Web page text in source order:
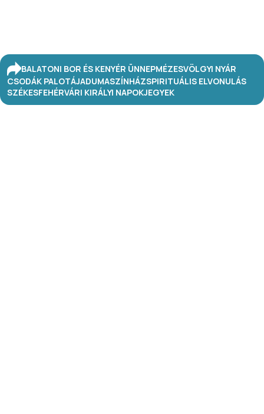
BALATONI BOR ÉS KENYÉR ÜNNEPMÉZESVÖLGYI NYÁR
CSODÁK PALOTÁJADUMASZÍNHÁZSPIRITUÁLIS ELVONULÁS
SZÉKESFEHÉRVÁRI KIRÁLYI NAPOKJEGYEK